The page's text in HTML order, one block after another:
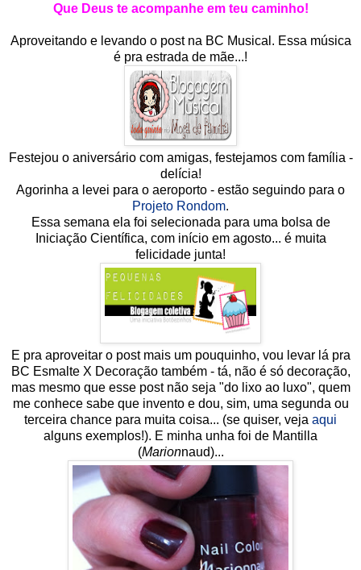
Que Deus te acompanhe em teu caminho!
Aproveitando e levando o post na BC Musical. Essa música
é pra estrada de mãe...!
Festejou o aniversário com amigas, festejamos com família -
delícia!
Agorinha a levei para o aeroporto - estão seguindo para o
Projeto Rondom.
Essa semana ela foi selecionada para uma bolsa de
Iniciação Científica, com início em agosto... é muita
felicidade junta!
E pra aproveitar o post mais um pouquinho, vou levar lá pra
BC Esmalte X Decoração também - tá, não é só decoração,
mas mesmo que esse post não seja "do lixo ao luxo", quem
me conhece sabe que invento e dou, sim, uma segunda ou
terceira chance para muita coisa... (se quiser, veja aqui
alguns exemplos!). E minha unha foi de Mantilla
(Marionnaud)...